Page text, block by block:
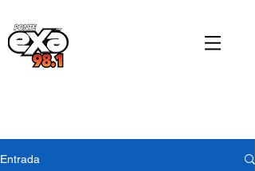
Entrada